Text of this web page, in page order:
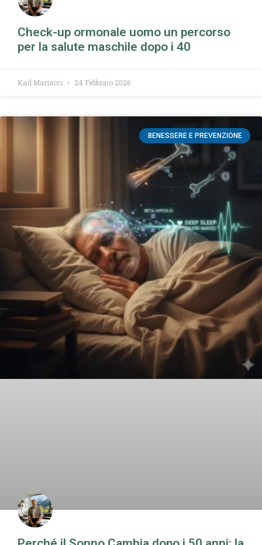
Check-up ormonale uomo un percorso
per la salute maschile dopo i 40
Karl Mariacci 24 Febbraio 2026
BENESSERE E PREVENZIONE